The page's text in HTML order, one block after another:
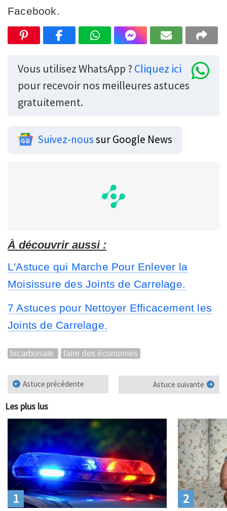
Facebook.
Vous utilisez WhatsApp ? Cliquez ici
pour recevoir nos meilleures astuces
gratuitement.
Suivez-noussur Google News
À découvrir aussi :
L'Astuce qui Marche Pour Enlever la
Moisissure des Joints de Carrelage.
7 Astuces pour Nettoyer Efficacement les
Joints de Carrelage.
bicarbonate faire des économies
Astuce précédente Astuce suivante
Les plus lus
1 2